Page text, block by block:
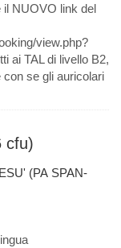
il NUOVO link del
view.php?
ai TAL di livello B2,
se gli auricolari
cfu)
(PA SPAN-